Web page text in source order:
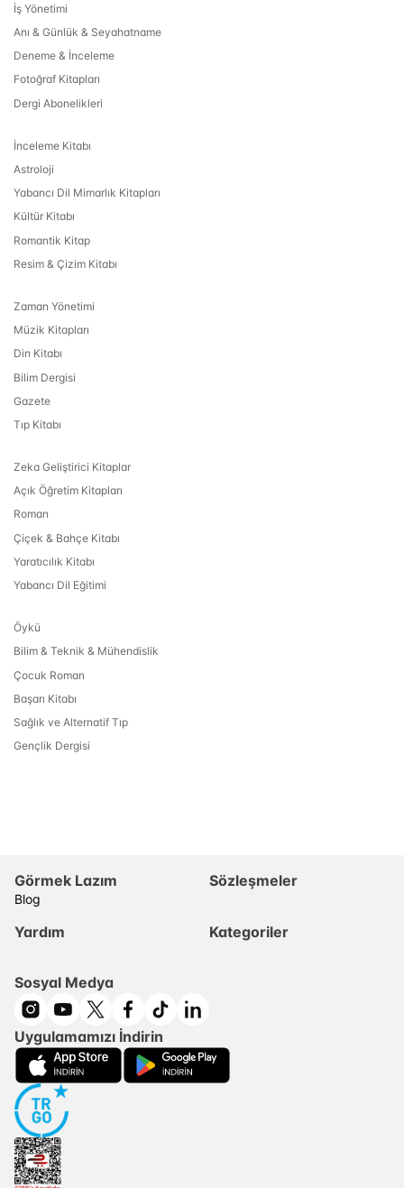
İş Yönetimi
Anı & Günlük & Seyahatname
Deneme & İnceleme
Fotoğraf Kitapları
Dergi Abonelikleri
İnceleme Kitabı
Astroloji
Yabancı Dil Mimarlık Kitapları
Kültür Kitabı
Romantik Kitap
Resim & Çizim Kitabı
Zaman Yönetimi
Müzik Kitapları
Din Kitabı
Bilim Dergisi
Gazete
Tıp Kitabı
Zeka Geliştirici Kitaplar
Açık Öğretim Kitapları
Roman
Çiçek & Bahçe Kitabı
Yaratıcılık Kitabı
Yabancı Dil Eğitimi
Öykü
Bilim & Teknik & Mühendislik
Çocuk Roman
Başarı Kitabı
Sağlık ve Alternatif Tıp
Gençlik Dergisi
Görmek Lazım
Blog
Sözleşmeler
Yardım Kategoriler
Sosyal Medya
Uygulamamızı İndirin